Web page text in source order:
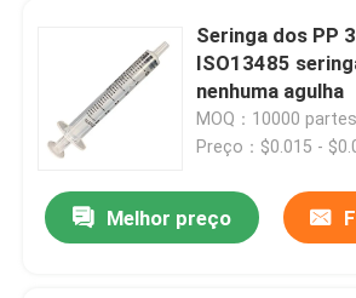
Quem Somos
Fábrica
Controle de Qualidade
Seringa dos PP
ISO13485
nenhuma agulha
MOQ：10000 partes
Preço：$0.015 -
Melhor preço